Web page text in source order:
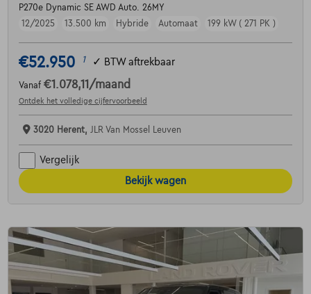
P270e Dynamic SE AWD Auto. 26MY
12/2025
13.500 km Hybride Automaat 199 kW ( 271 PK )
€52.950 1 ✓ BTW aftrekbaar
Vanaf €1.078,11 /maand
Ontdek het volledige cijfervoorbeeld
3020 Herent, JLR Van Mossel Leuven
Vergelijk
Bekijk wagen